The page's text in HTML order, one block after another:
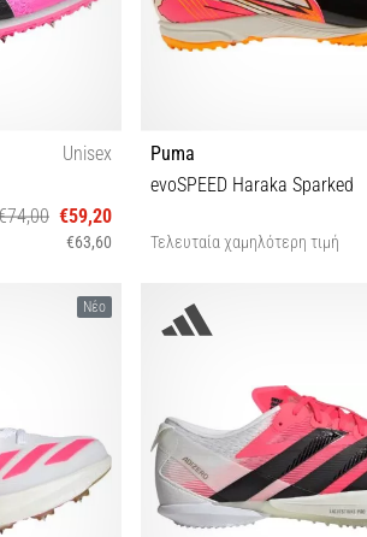
Unisex
€59,20
€63,60
46½ 47
Puma
evoSPEED Haraka Sparked
Τελευταία χαμηλότερη τιμή
Νέο